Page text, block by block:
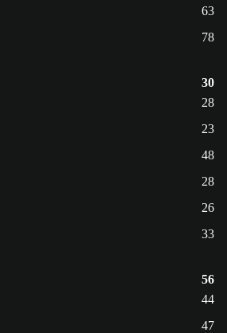
63
78
30
28
23
48
28
26
33
56
44
47